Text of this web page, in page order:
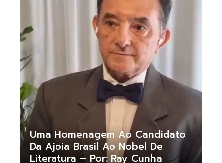
Uma Homenagem Ao Candidato
Da Ajoia Brasil Ao Nobel De
Literatura – Por: Ray Cunha